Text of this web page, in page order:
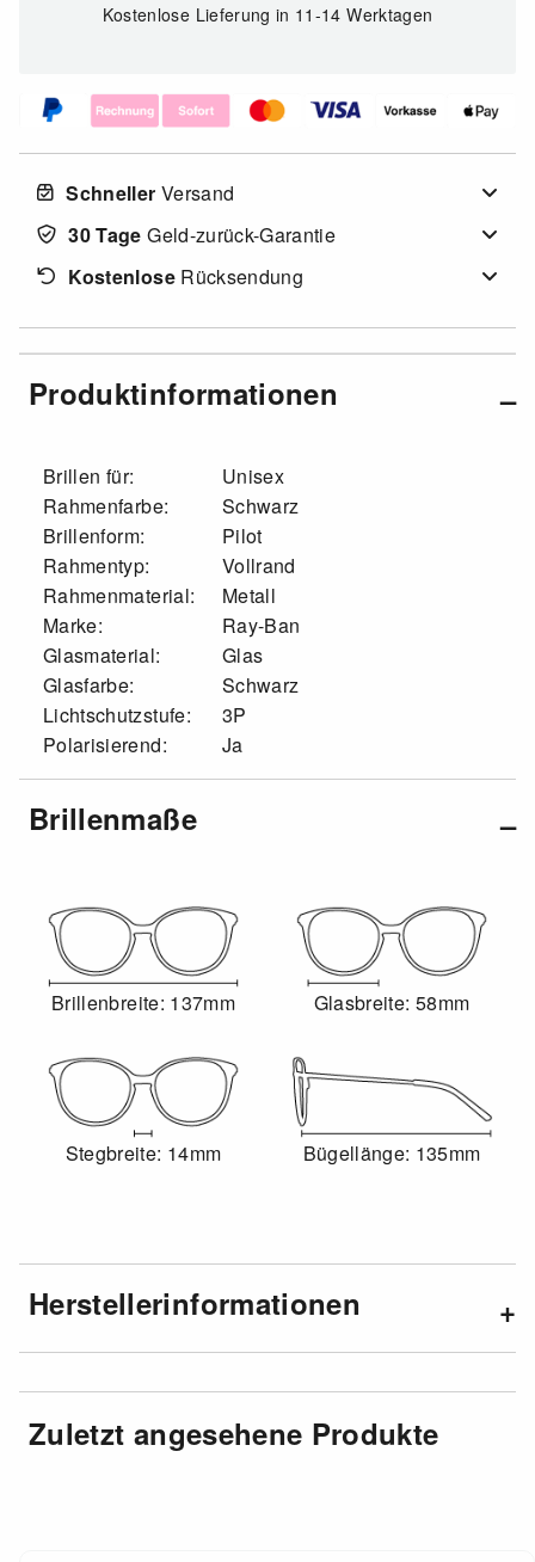
Kostenlose Lieferungin 11-14 Werktagen
Schneller Versand
30 Tage Geld-zurück-Garantie
KostenloseRücksendung
Produktinformationen
Brillen für:
Unisex
Rahmenfarbe:
Schwarz
Brillenform:
Pilot
Rahmentyp:
Vollrand
Rahmenmaterial:
Metall
Marke:
Ray-Ban
Glasmaterial:
Glas
Glasfarbe:
Schwarz
Lichtschutzstufe:
3P
Polarisierend:
Ja
Brillenmaße
Brillenbreite: 137mm Glasbreite: 58mm
Stegbreite: 14mm Bügellänge: 135mm
Herstellerinformationen
Zuletzt angesehene Produkte